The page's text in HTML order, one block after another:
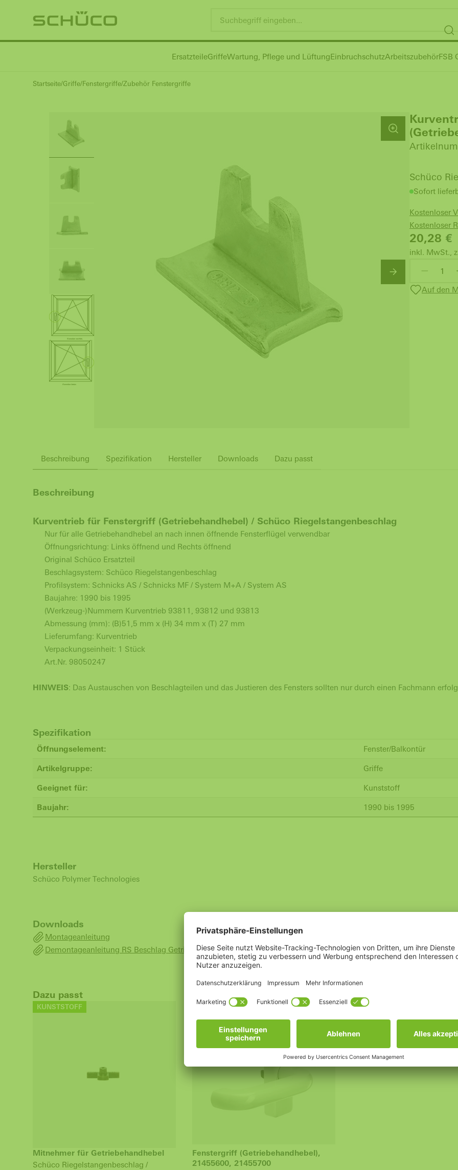
ErsatzteileGriffeWartung, Pflege und LüftungEinbruchschutzArbeitszubehörFSB
Startseite Griffe Fenstergriffe Zubehör Fenstergriffe
Schüco
Sofort
Kostenloser
Kostenloser
20,28 €
inkl. MwSt.,
Auf den
Beschreibung Spezifikation Hersteller Downloads Dazu passt
Beschreibung
Kurventrieb für Fenstergriff (Getriebehandhebel) / Schüco Riegelstangenbeschlag
Nur für alle Getriebehandhebel an nach innen öffnende Fensterflügel verwendbar
Öffnungsrichtung: Links öffnend und Rechts öffnend
Original Schüco Ersatzteil
Beschlagsystem: Schüco Riegelstangenbeschlag
Profilsystem: Schnicks AS / Schnicks MF / System M+A / System AS
Baujahre: 1990 bis 1995
(Werkzeug-)Nummern Kurventrieb 93811, 93812 und 93813
Abmessung (mm): (B)51,5 mm x (H) 34 mm x (T) 27 mm
Lieferumfang: Kurventrieb
Verpackungseinheit: 1 Stück
Art.Nr. 98050247
HINWEIS: Das Austauschen von Beschlagteilen und das Justieren des Fensters sollten nur durch einen Fachmann
Spezifikation
Öffnungselement: Fenster/Balkontür
Artikelgruppe: Griffe
Geeignet für: Kunststoff
Baujahr: 1990 bis 1995
Hersteller
Schüco Polymer Technologies
Downloads
Montageanleitung
Demontageanleitung RS Beschlag Getriebehandhebel
Dazu passt
KUNSTSTOFF
Mitnehmer für Getriebehandhebel
Schüco Riegelstangenbeschlag /
KUNSTSTOFF
Fenstergriff (Getriebehandhebel),
21455600, 21455700